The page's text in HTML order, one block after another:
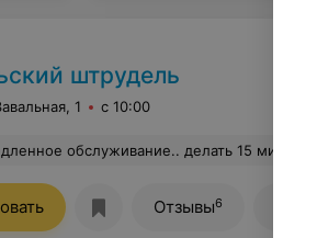
штрудель
1 с 10:00
обслуживание.. делать 15 минут кофе при практически
Отзывы6